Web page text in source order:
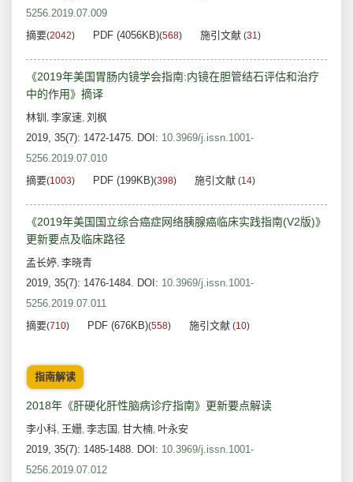
5256.2019.07.009
摘要(2042) PDF (4056KB)(568) 施引文献 (31)
《2019年美国胃肠内镜学会指南:内镜在胆管结石评估和治疗
中的作用》摘译
林钏 , 李家速, 刘枫
2019, 35(7): 1472-1475. DOI: 10.3969/j.issn.1001-
5256.2019.07.010
摘要(1003) PDF (199KB)(398) 施引文献 (14)
《2019年美国国立综合癌症网络胰腺癌临床实践指南(V2版)》
更新要点及临床路径
孟长婷, 李晓青
2019, 35(7): 1476-1484. DOI: 10.3969/j.issn.1001-
5256.2019.07.011
摘要(710) PDF (676KB)(558) 施引文献 (10)
指南解读
2018年《肝硬化肝性脑病诊疗指南》更新要点解读
李小科, 王姗, 李志国 , 甘大楠, 叶永安
2019, 35(7): 1485-1488. DOI: 10.3969/j.issn.1001-
5256.2019.07.012